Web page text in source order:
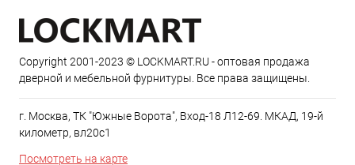
Copyright 2001-2023 © LOCKMART.RU - оптовая продажа
дверной и мебельной фурнитуры. Все права защищены.
г. Москва, ТК "Южные Ворота", Вход-18 Л12-69. МКАД, 19-й
километр, вл20с1
Посмотреть на карте